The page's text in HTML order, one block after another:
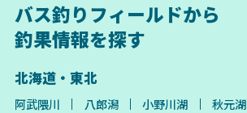
バス釣りフィールドから
釣果情報を探す
北海道・東北
阿武隈川 八郎潟 小野川湖 秋元湖